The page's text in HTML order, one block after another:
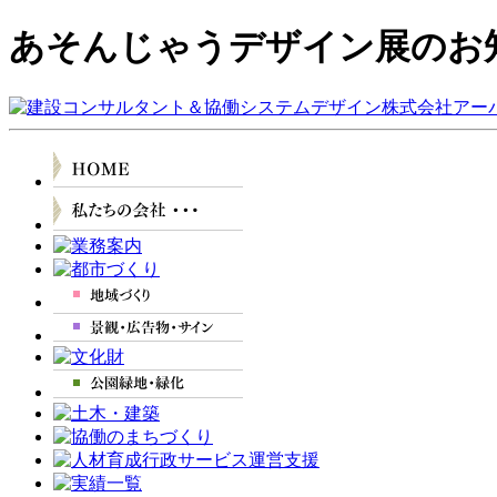
あそんじゃうデザイン展のお